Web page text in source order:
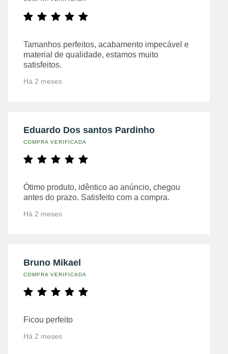
Tamanhos perfeitos, acabamento impecável e
material de qualidade, estamos muito
satisfeitos.
Há 2 meses
Eduardo Dos santos Pardinho
COMPRA VERIFICADA
Ótimo produto, idêntico ao anúncio, chegou
antes do prazo. Satisfeito com a compra.
Há 2 meses
Bruno Mikael
COMPRA VERIFICADA
Ficou perfeito
Há 2 meses